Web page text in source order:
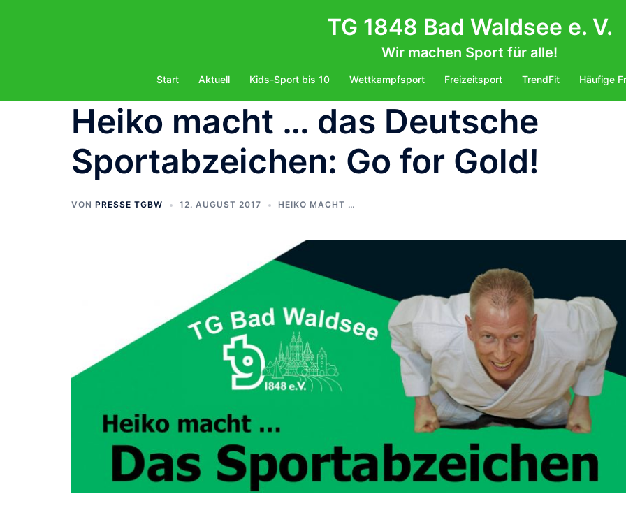
TG 1848 Bad Waldsee e. V.
Wir machen Sport für alle!
Start Aktuell Kids-Sport bis 10 Wettkampfsport Freizeitsport TrendFit Häufige
Heiko macht … das Deutsche
Sportabzeichen: Go for Gold!
VON PRESSE TGBW 12. AUGUST 2017 HEIKO MACHT …